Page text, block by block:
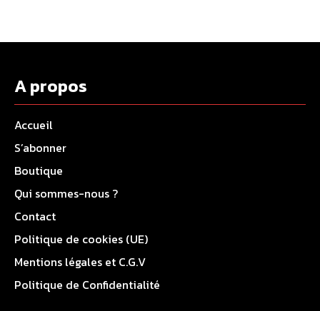
A propos
Accueil
S’abonner
Boutique
Qui sommes-nous ?
Contact
Politique de cookies (UE)
Mentions légales et C.G.V
Politique de Confidentialité